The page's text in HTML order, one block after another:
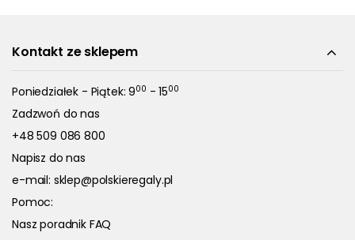
Kontakt ze sklepem
Poniedziałek - Piątek: 900 - 1500
Zadzwoń do nas
+48 509 086 800
Napisz do nas
e-mail: sklep@polskieregaly.pl
Pomoc:
Nasz poradnik FAQ